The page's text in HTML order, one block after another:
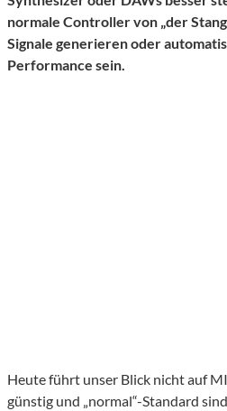
normale Controller von „der
Signale generieren oder
Performance sein.
Heute führt unser Blick nicht auf
günstig und „normal“-Standard